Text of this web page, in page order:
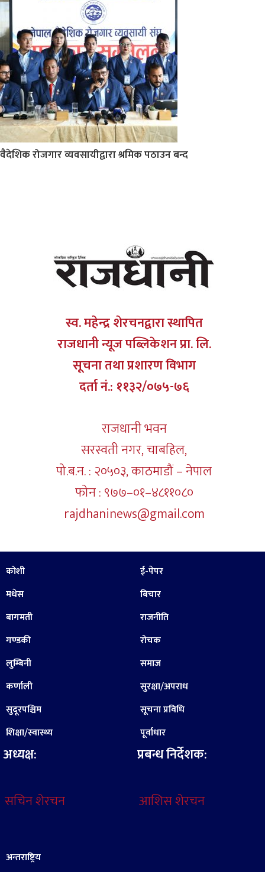
वैदेशिक रोजगार व्यवसायीद्वारा श्रमिक पठाउन बन्द
स्व. महेन्द्र शेरचनद्वारा स्थापित
राजधानी न्यूज पब्लिकेशन प्रा. लि.
सूचना तथा प्रशारण विभाग
दर्ता नं.: ११३२/०७५-७६
राजधानी भवन
सरस्वती नगर, चाबहिल,
पो.ब.न. : २०५०३, काठमाडौं – नेपाल
फोन : ९७७–०१–४८११०८०
rajdhaninews@gmail.com
कोशी
मधेस
बागमती
गण्डकी
लुम्बिनी
कर्णाली
सुदूरपश्चिम
शिक्षा/स्वास्थ्य
अध्यक्ष:
सचिन शेरचन
ई-पेपर
बिचार
राजनीति
रोचक
समाज
सुरक्षा/अपराध
सूचना प्रविधि
पूर्वाधार
प्रबन्ध निर्देशक:
आशिस शेरचन
अन्तराष्ट्रिय